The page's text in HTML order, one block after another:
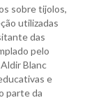
sobre tijolos,
utilizadas
das
pelo
Blanc
e
parte da